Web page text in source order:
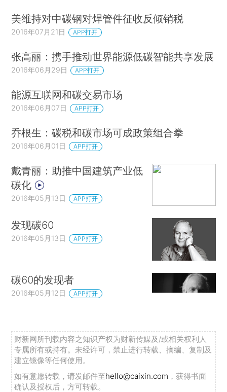
美维持对中碳钢对焊管件征收反倾销税
2016年07月21日 APP打开
张高丽：携手推动世界能源低碳智能共享发展
2016年06月29日 APP打开
能源互联网和碳交易市场
2016年06月07日 APP打开
乔根生：碳税和碳市场可成政策组合拳
2016年06月01日 APP打开
戴青丽：助推中国建筑产业低
碳化
2016年05月13日 APP打开
发现碳60
2016年05月13日 APP打开
碳60的发现者
2016年05月12日 APP打开
财新网所刊载内容之知识产权为财新传媒及/或相关权利人
专属所有或持有。未经许可，禁止进行转载、摘编、复制及
建立镜像等任何使用。
如有意愿转载，请发邮件至hello@caixin.com ，获得书面
确认及授权后，方可转载。